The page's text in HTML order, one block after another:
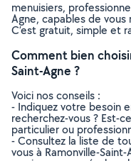
menuisiers,
Agne, capables de
C’est gratuit, simple et
Comment bien
Saint-Agne ?
Voici nos conseils :
- Indiquez votre besoin
recherchez-vous ? Est-
particulier ou
- Consultez la liste de
vous à Ramonville-